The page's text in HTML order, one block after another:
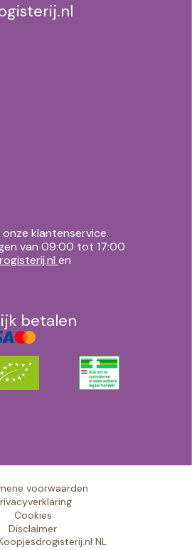
klantenservice.
van 09:00 tot 17:00
en
betalen
NL
voorwaarden
Cookies
Disclaimer